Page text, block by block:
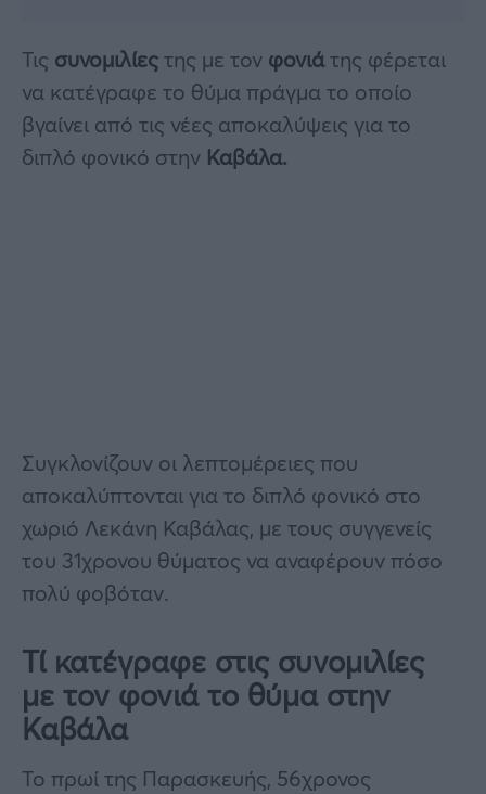
Τις συνομιλίεςτης με τον φονιάτης φέρεται
να κατέγραφε το θύμα πράγμα το οποίο
βγαίνει από τις νέες αποκαλύψεις για το
διπλό φονικό στην Καβάλα.
Συγκλονίζουν οι λεπτομέρειες που
αποκαλύπτονται για το διπλό φονικό στο
χωριό Λεκάνη Καβάλας, με τους συγγενείς
του 31χρονου θύματος να αναφέρουν πόσο
πολύ φοβόταν.
Τί κατέγραφε στις συνομιλίες
με τον φονιά το θύμα στην
Καβάλα
Το πρωί της Παρασκευής, 56χρονος